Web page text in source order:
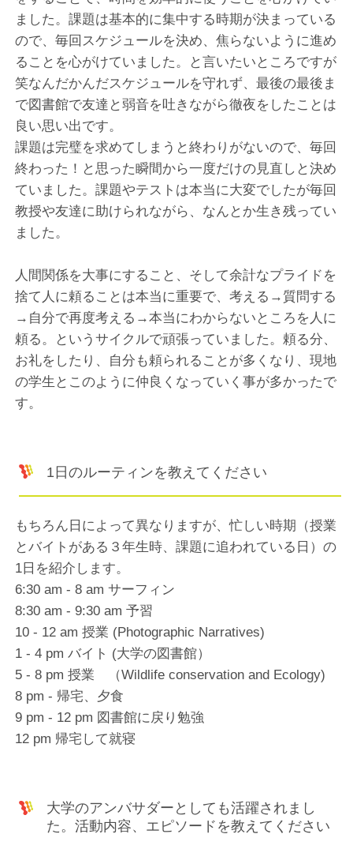
ました。課題は基本的に集中する時期が決まっている
ので、毎回スケジュールを決め、焦らないように進め
ることを心がけていました。と言いたいところですが
笑なんだかんだスケジュールを守れず、最後の最後ま
で図書館で友達と弱音を吐きながら徹夜をしたことは
良い思い出です。
課題は完璧を求めてしまうと終わりがないので、毎回
終わった！と思った瞬間から一度だけの見直しと決め
ていました。課題やテストは本当に大変でしたが毎回
教授や友達に助けられながら、なんとか生き残ってい
ました。
人間関係を大事にすること、そして余計なプライドを
捨て人に頼ることは本当に重要で、考える→質問する
→自分で再度考える→本当にわからないところを人に
頼る。というサイクルで頑張っていました。頼る分、
お礼をしたり、自分も頼られることが多くなり、現地
の学生とこのように仲良くなっていく事が多かったで
す。
1日のルーティンを教えてください
もちろん日によって異なりますが、忙しい時期（授業
とバイトがある３年生時、課題に追われている日）の
1日を紹介します。
6:30 am - 8 am サーフィン
8:30 am - 9:30 am 予習
10 - 12 am 授業 (Photographic Narratives)
1 - 4 pm バイト (大学の図書館）
5 - 8 pm 授業 （Wildlife conservation and Ecology)
8 pm - 帰宅、夕食
9 pm - 12 pm 図書館に戻り勉強
12 pm 帰宅して就寝
大学のアンバサダーとしても活躍されまし
た。活動内容、エピソードを教えてください